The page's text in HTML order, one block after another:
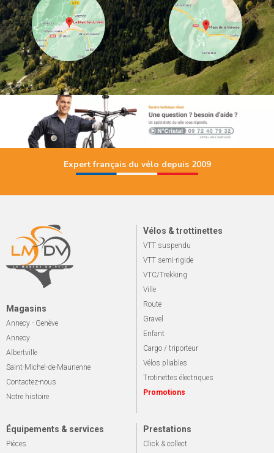
Expert français du vélo depuis 2009
Magasins
Annecy - Genève
Annecy
Albertville
Saint-Michel-de-Maurienne
Contactez-nous
Notre histoire
Vélos & trottinettes
VTT suspendu
VTT semi-rigide
VTC/Trekking
Ville
Route
Gravel
Enfant
Cargo / triporteur
Vélos pliables
Trotinettes électriques
Promotions
Équipements & services
Pièces
Prestations
Click & collect